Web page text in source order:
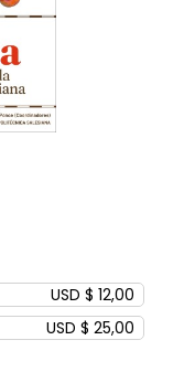
USD $ 12,00
USD $ 25,00